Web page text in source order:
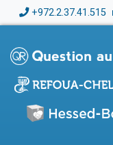
+972.2.37.41.515